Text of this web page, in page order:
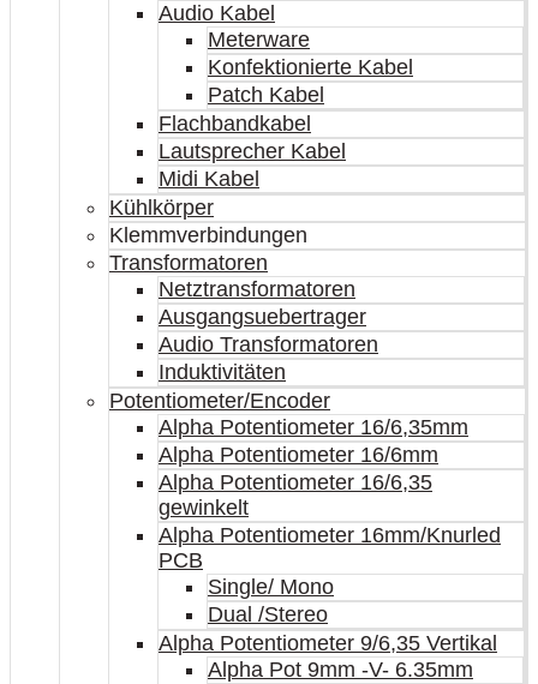
Audio Kabel
Meterware
Konfektionierte Kabel
Patch Kabel
Flachbandkabel
Lautsprecher Kabel
Midi Kabel
Kühlkörper
Klemmverbindungen
Transformatoren
Netztransformatoren
Ausgangsuebertrager
Audio Transformatoren
Induktivitäten
Potentiometer/Encoder
Alpha Potentiometer 16/6,35mm
Alpha Potentiometer 16/6mm
Alpha Potentiometer 16/6,35
gewinkelt
Alpha Potentiometer 16mm/Knurled
PCB
Single/ Mono
Dual /Stereo
Alpha Potentiometer 9/6,35 Vertikal
Alpha Pot 9mm -V- 6.35mm